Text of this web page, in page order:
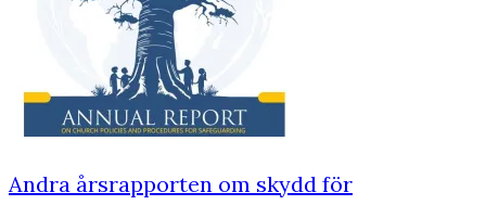
Andra årsrapporten om skydd för